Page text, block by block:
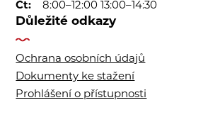
Čt:
8:00–12:00 13:00–14:30
Důležité odkazy
Ochrana osobních údajů
Dokumenty ke stažení
Prohlášení o přístupnosti